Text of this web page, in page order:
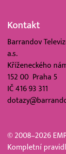
Kontakt
Barrandov
a.s.
Kříženeckého
152 00 Praha 5
IČ 416 93 311
© 2008–2026
Kompletní